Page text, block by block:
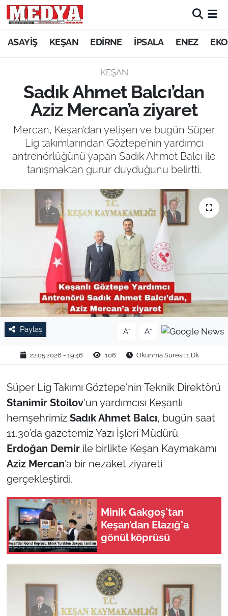
ASAYİŞ KEŞAN EDİRNE İPSALA ENEZ
KEŞAN
Sadık Ahmet Balcı’dan
Aziz Mercan’a ziyaret
Mercan, Keşan’dan yetişen ve bugün Süper
Lig takımlarından Göztepe’nin yardımcı
antrenörlüğünü yapan Sadık Ahmet Balcı ile
tanışmaktan gurur duyduğunu belirtti.
Paylaş A- A+
22.05.2026 - 19:46 106 Okunma Süresi: 1 Dk
Süper Lig Takımı Göztepe'nin Teknik Direktörü
Stanimir Stoilov'un yardımcısı Keşanlı
hemşehrimiz Sadık Ahmet Balcı, bugün saat
11.30’da gazetemiz Yazı İşleri Müdürü
Erdoğan Demirile birlikte Keşan Kaymakamı
Aziz Mercan’a bir nezaket ziyareti
gerçekleştirdi.
Minik Gakgoş'tan
Keşan’dan Elazığ'a
gönül köprüsü
KEŞAN
ASAYİŞ
SİYASET
GÜNDEM
EKONOMİ
SAĞLIK
EĞİTİM
TARIM VE HAYVANCILIK
KÜLTÜR SANAT
RESMİ İLAN
SPOR
TEKİRDAĞ
KIRKLARELİ
ÇANAKKALE
TÜRKİYE
Bölge
Güvenlik
Politika
Flaş Haber